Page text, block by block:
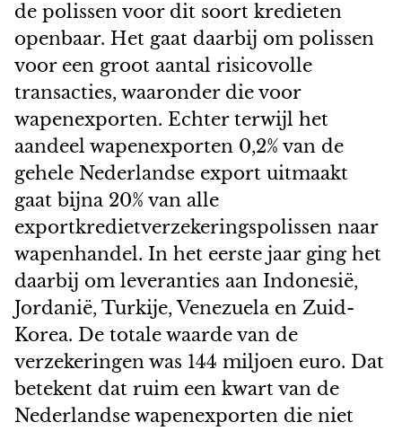
de polissen voor dit soort kredieten
openbaar. Het gaat daarbij om polissen
voor een groot aantal risicovolle
transacties, waaronder die voor
wapenexporten. Echter terwijl het
aandeel wapenexporten 0,2% van de
gehele Nederlandse export uitmaakt
gaat bijna 20% van alle
exportkredietverzekeringspolissen naar
wapenhandel. In het eerste jaar ging het
daarbij om leveranties aan Indonesië,
Jordanië, Turkije, Venezuela en Zuid-
Korea. De totale waarde van de
verzekeringen was 144 miljoen euro. Dat
betekent dat ruim een kwart van de
Nederlandse wapenexporten die niet